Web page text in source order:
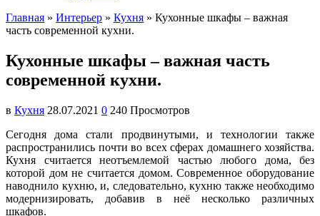
Главная » Интерьер » Кухня » Кухонные шкафы – важная
часть современной кухни.
Кухонные шкафы – важная часть
современной кухни.
в Кухня 28.07.2021 0 240 Просмотров
Сегодня дома стали продвинутыми, и технологии также
распространились почти во всех сферах домашнего хозяйства.
Кухня считается неотъемлемой частью любого дома, без
которой дом не считается домом. Современное оборудование
наводнило кухню, и, следовательно, кухню также необходимо
модернизировать, добавив в неё несколько различных
шкафов.